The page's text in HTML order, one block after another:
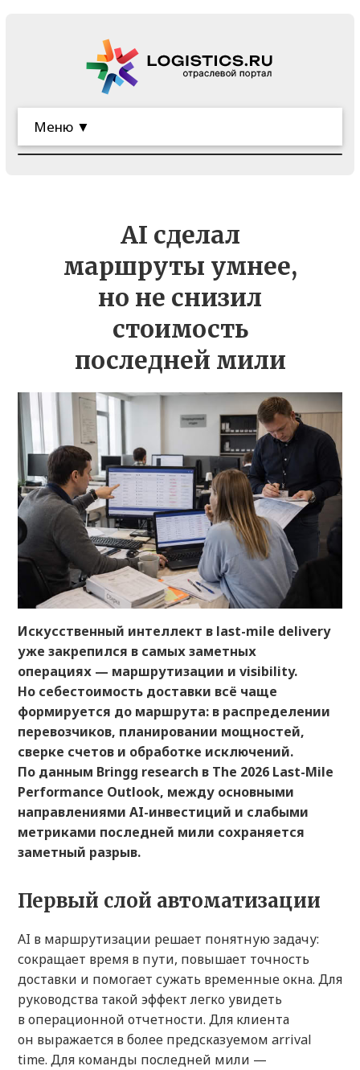
Меню ▼
AI сделал
маршруты умнее,
но не снизил
стоимость
последней мили
Искусственный интеллект в last-mile delivery
уже закрепился в самых заметных
операциях — маршрутизации и visibility.
Но себестоимость доставки всё чаще
формируется до маршрута: в распределении
перевозчиков, планировании мощностей,
сверке счетов и обработке исключений.
По данным Bringg research в The 2026 Last-Mile
Performance Outlook, между основными
направлениями AI-инвестиций и слабыми
метриками последней мили сохраняется
заметный разрыв.
Первый слой автоматизации
AI в маршрутизации решает понятную задачу:
сокращает время в пути, повышает точность
доставки и помогает сужать временные окна. Для
руководства такой эффект легко увидеть
в операционной отчетности. Для клиента
он выражается в более предсказуемом arrival
time. Для команды последней мили —